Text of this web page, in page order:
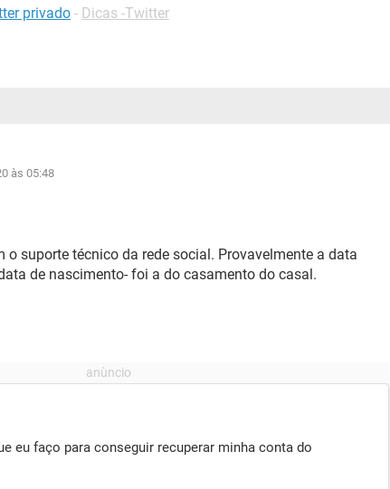
privado - Dicas -Twitter
às 05:48
o suporte técnico da rede social. Provavelmente a data
de nascimento- foi a do casamento do casal.
eu faço para conseguir recuperar minha conta do